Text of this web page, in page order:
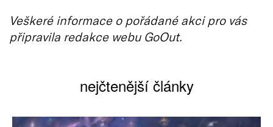
Veškeré informace o pořádané akci pro vás
připravila redakce webu GoOut.
nejčtenější články